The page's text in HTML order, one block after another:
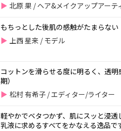
北原 果 / ヘア&メイクアップアーテ
もちっとした後肌の感触がたまらない
上西 星来 / モデル
コットンを滑らせる度に明るく、透
期）
松村 有希子 / エディター/ライター
軽やかでベタつかず、肌にスッと浸
乳液に求めるすべてをかなえる逸品で